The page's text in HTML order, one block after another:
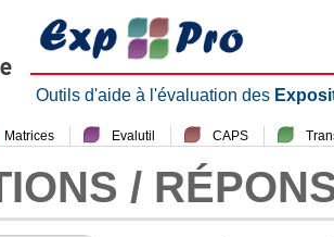
Outils d'aide à l'évaluation des
Matrices Evalutil CAPS
/